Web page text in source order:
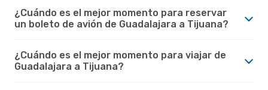
¿Cuándo es el mejor momento para reservar
un boleto de avión de Guadalajara a Tijuana?
¿Cuándo es el mejor momento para viajar de
Guadalajara a Tijuana?